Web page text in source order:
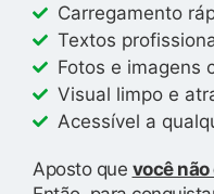
Carregamento
Textos
Fotos e imagens
Visual limpo e
Acessível a
Aposto que você